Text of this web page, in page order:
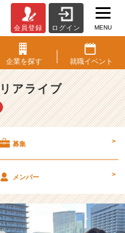
会員登録 ログイン MENU
企業を探す 就職イベント
アライブ
募集 >
メンバー >